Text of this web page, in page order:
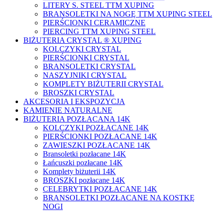
LITERY S. STEEL TTM XUPING
BRANSOLETKI NA NOGĘ TTM XUPING STEEL
PIERŚCIONKI CERAMICZNE
PIERCING TTM XUPING STEEL
BIŻUTERIA CRYSTAL ® XUPING
KOLCZYKI CRYSTAL
PIERŚCIONKI CRYSTAL
BRANSOLETKI CRYSTAL
NASZYJNIKI CRYSTAL
KOMPLETY BIŻUTERII CRYSTAL
BROSZKI CRYSTAL
AKCESORIA I EKSPOZYCJA
KAMIENIE NATURALNE
BIŻUTERIA POZŁACANA 14K
KOLCZYKI POZŁACANE 14K
PIERŚCIONKI POZŁACANE 14K
ZAWIESZKI POZŁACANE 14K
Bransoletki pozłacane 14K
Łańcuszki pozłacane 14K
Komplety biżuterii 14K
BROSZKI pozłacane 14K
CELEBRYTKI POZŁACANE 14K
BRANSOLETKI POZŁACANE NA KOSTKĘ
NOGI